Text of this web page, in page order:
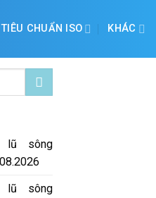
TIÊU CHUẨN ISO KHÁC
lũ sông
lũ sông